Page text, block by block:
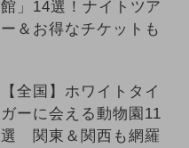
館」14選！ナイトツア
ー＆お得なチケットも
【全国】ホワイトタイ
ガーに会える動物園11
選 関東＆関西も網羅